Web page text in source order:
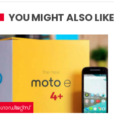
YOU MIGHT ALSO LIKE
ഗാഡ്ജറ്റ്സ്